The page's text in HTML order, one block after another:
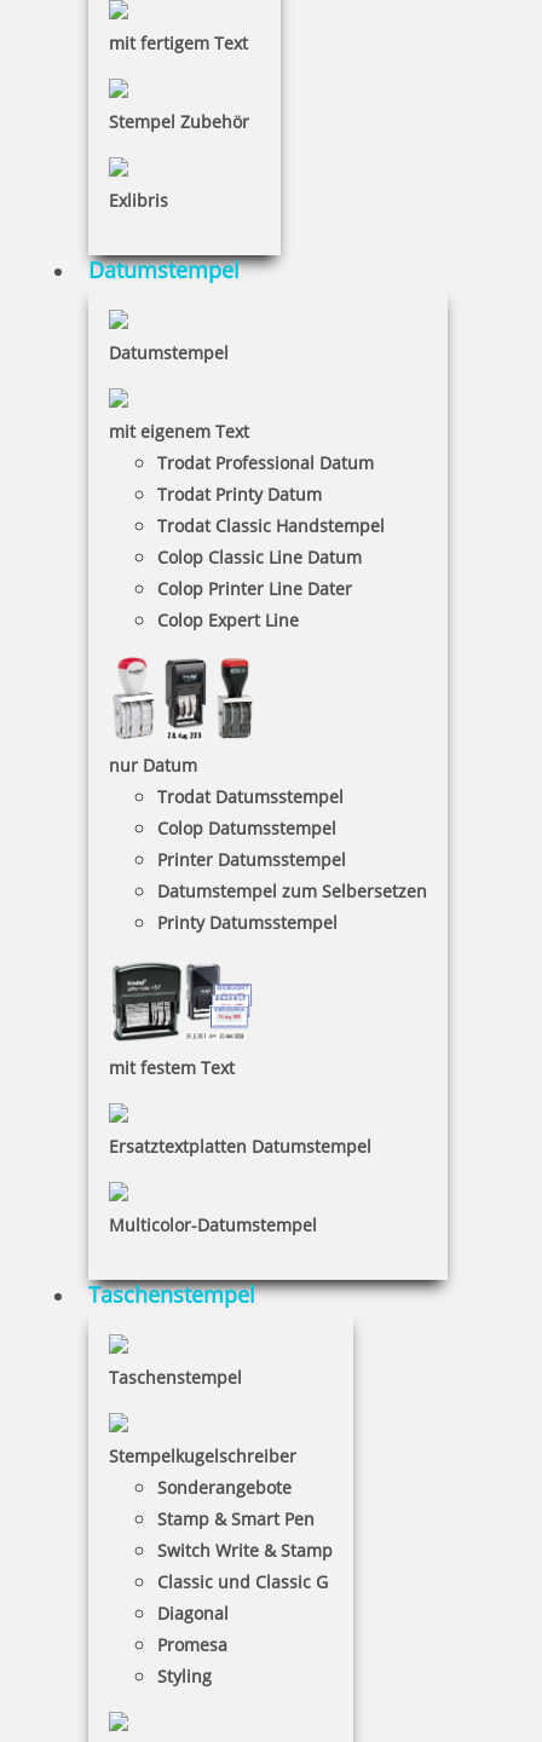
mit fertigem Text
Stempel Zubehör
Exlibris
Datumstempel
Datumstempel
mit eigenem Text
Trodat Professional Datum
Trodat Printy Datum
Trodat Classic Handstempel
Colop Classic Line Datum
Colop Printer Line Dater
Colop Expert Line
nur Datum
Trodat Datumsstempel
Colop Datumsstempel
Printer Datumsstempel
Datumstempel zum Selbersetzen
Printy Datumsstempel
mit festem Text
Ersatztextplatten Datumstempel
Multicolor-Datumstempel
Taschenstempel
Taschenstempel
Stempelkugelschreiber
Sonderangebote
Stamp & Smart Pen
Switch Write & Stamp
Classic und Classic G
Diagonal
Promesa
Styling
20,75 €
Colop Mini Info S120/W Wortbandstempelmit 12 Standardtexten
9,90 €
Colop Mini Info Dater S120/WD Datumstempel mit 12
18,30 €
Colop Mini Dater S160/L1 mit Datum rot und Wortabdruck
17,15 €
Colop Mini Dater S160/L2 mit Datum rot und Wortabdruck
BEZAHLT